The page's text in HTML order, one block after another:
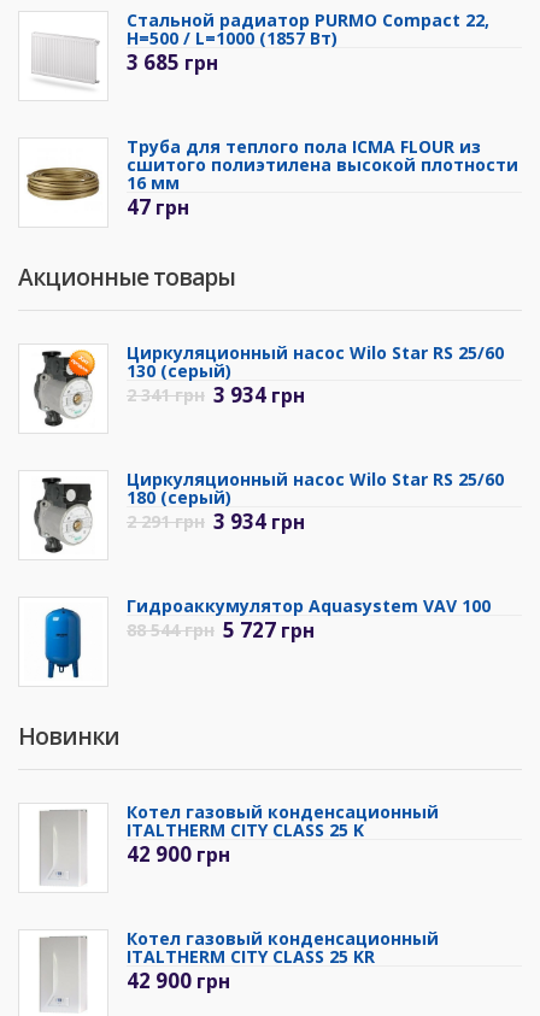
Стальной радиатор PURMO Compact 22,
H=500 / L=1000 (1857 Вт)
3 685 грн
Труба для теплого пола ICMA FLOUR из
сшитого полиэтилена высокой плотности
16 мм
47 грн
Акционные товары
Циркуляционный насос Wilo Star RS 25/60
130 (серый)
2 341грн 3 934 грн
Циркуляционный насос Wilo Star RS 25/60
180 (серый)
2 291грн 3 934 грн
Гидроаккумулятор Aquasystem VAV 100
88 544грн 5 727 грн
Новинки
Котел газовый конденсационный
ITALTHERM CITY CLASS 25 K
42 900 грн
Котел газовый конденсационный
ITALTHERM CITY CLASS 25 KR
42 900 грн